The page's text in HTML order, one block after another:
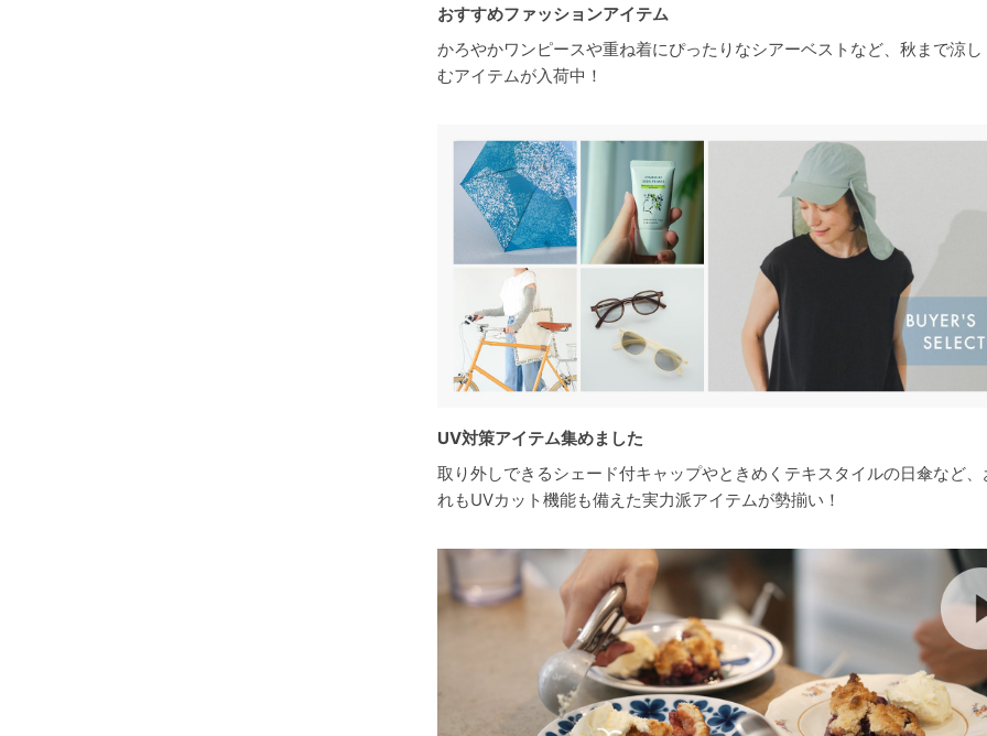
おすすめファッションアイテム
かろやかワンピースや重ね着にぴったりなシアーベストなど、秋まで涼し
むアイテムが入荷中！
UV対策アイテム集めました
取り外しできるシェード付キャップやときめくテキスタイルの日傘など、
れもUVカット機能も備えた実力派アイテムが勢揃い！